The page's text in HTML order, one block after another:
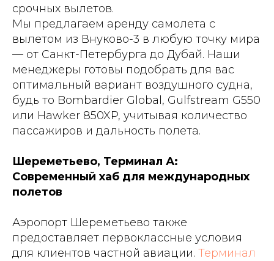
срочных вылетов.
Мы предлагаем аренду самолета с
вылетом из Внуково-3 в любую точку мира
— от Санкт-Петербурга до Дубай. Наши
менеджеры готовы подобрать для вас
оптимальный вариант воздушного судна,
будь то Bombardier Global, Gulfstream G550
или Hawker 850XP, учитывая количество
пассажиров и дальность полета.
Шереметьево, Терминал А:
Современный хаб для международных
полетов
Аэропорт Шереметьево также
предоставляет первоклассные условия
для клиентов частной авиации. Терминал